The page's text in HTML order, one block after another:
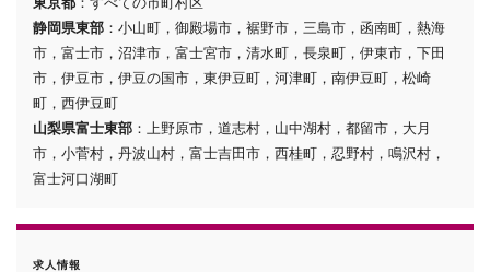
静岡県東部 ：小山町，御殿場市，裾野市，三島市，函南町，熱海
市，富士市，沼津市，富士宮市，清水町，長泉町，伊東市，下田
市，伊豆市，伊豆の国市，東伊豆町，河津町，南伊豆町，松崎
町，西伊豆町
山梨県富士東部 ：上野原市，道志村，山中湖村，都留市，大月
市，小菅村，丹波山村，富士吉田市，西桂町，忍野村，鳴沢村，
富士河口湖町
求人情報